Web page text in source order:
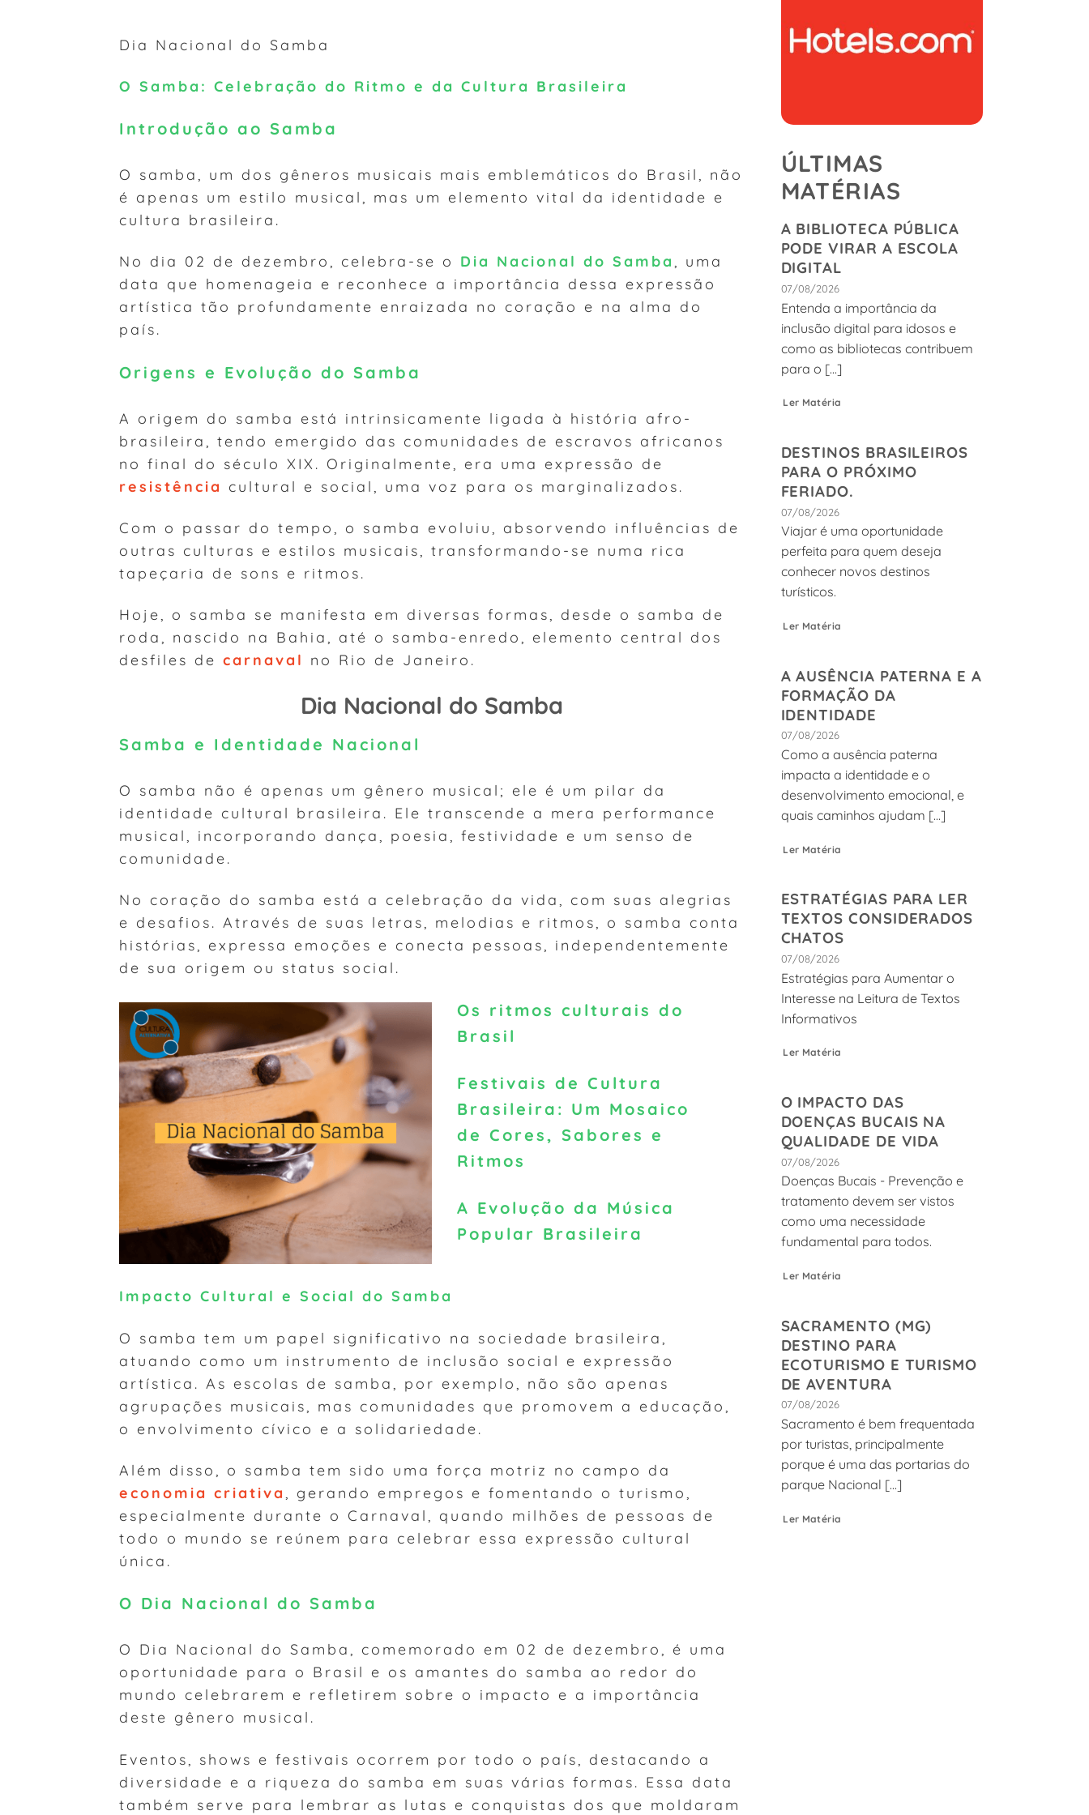
Dia Nacional do Samba
O Samba: Celebração do Ritmo e da Cultura Brasileira
Introdução ao Samba
O samba, um dos gêneros musicais mais emblemáticos do Brasil, não
é apenas um estilo musical, mas um elemento vital da identidade e
cultura brasileira.
No dia 02 de dezembro, celebra-se o Dia Nacional do Samba, uma
data que homenageia e reconhece a importância dessa expressão
artística tão profundamente enraizada no coração e na alma do
país.
Origens e Evolução do Samba
A origem do samba está intrinsicamente ligada à história afro-
brasileira, tendo emergido das comunidades de escravos africanos
no final do século XIX. Originalmente, era uma expressão de
resistência cultural e social, uma voz para os marginalizados.
Com o passar do tempo, o samba evoluiu, absorvendo influências de
outras culturas e estilos musicais, transformando-se numa rica
tapeçaria de sons e ritmos.
Hoje, o samba se manifesta em diversas formas, desde o samba de
roda, nascido na Bahia, até o samba-enredo, elemento central dos
desfiles de carnaval no Rio de Janeiro.
Dia Nacional do Samba
Samba e Identidade Nacional
O samba não é apenas um gênero musical; ele é um pilar da
identidade cultural brasileira. Ele transcende a mera performance
musical, incorporando dança, poesia, festividade e um senso de
comunidade.
No coração do samba está a celebração da vida, com suas alegrias
e desafios. Através de suas letras, melodias e ritmos, o samba conta
histórias, expressa emoções e conecta pessoas, independentemente
de sua origem ou status social.
Os ritmos culturais do
Brasil
Festivais de Cultura
Brasileira: Um Mosaico
de Cores, Sabores e
Ritmos
A Evolução da Música
Popular Brasileira
Impacto Cultural e Social do Samba
O samba tem um papel significativo na sociedade brasileira,
atuando como um instrumento de inclusão social e expressão
artística. As escolas de samba, por exemplo, não são apenas
agrupações musicais, mas comunidades que promovem a educação,
o envolvimento cívico e a solidariedade.
Além disso, o samba tem sido uma força motriz no campo da
economia criativa
, gerando empregos e fomentando o turismo,
especialmente durante o Carnaval, quando milhões de pessoas de
todo o mundo se reúnem para celebrar essa expressão cultural
única.
O Dia Nacional do Samba
O Dia Nacional do Samba, comemorado em 02 de dezembro, é uma
oportunidade para o Brasil e os amantes do samba ao redor do
mundo celebrarem e refletirem sobre o impacto e a importância
deste gênero musical.
Eventos, shows e festivais ocorrem por todo o país, destacando a
diversidade e a riqueza do samba em suas várias formas. Essa data
também serve para lembrar as lutas e conquistas dos que moldaram
ÚLTIMAS
MATÉRIAS
A BIBLIOTECA PÚBLICA
PODE VIRAR A ESCOLA
DIGITAL
07/08/2026
Entenda a importância da
inclusão digital para idosos e
como as bibliotecas contribuem
para o [...]
Ler Matéria
DESTINOS BRASILEIROS
PARA O PRÓXIMO
FERIADO.
07/08/2026
Viajar é uma oportunidade
perfeita para quem deseja
conhecer novos destinos
turísticos.
Ler Matéria
A AUSÊNCIA PATERNA E A
FORMAÇÃO DA
IDENTIDADE
07/08/2026
Como a ausência paterna
impacta a identidade e o
desenvolvimento emocional, e
quais caminhos ajudam [...]
Ler Matéria
ESTRATÉGIAS PARA LER
TEXTOS CONSIDERADOS
CHATOS
07/08/2026
Estratégias para Aumentar o
Interesse na Leitura de Textos
Informativos
Ler Matéria
O IMPACTO DAS
DOENÇAS BUCAIS NA
QUALIDADE DE VIDA
07/08/2026
Doenças Bucais - Prevenção e
tratamento devem ser vistos
como uma necessidade
fundamental para todos.
Ler Matéria
SACRAMENTO (MG)
DESTINO PARA
ECOTURISMO E TURISMO
DE AVENTURA
07/08/2026
Sacramento é bem frequentada
por turistas, principalmente
porque é uma das portarias do
parque Nacional [...]
Ler Matéria